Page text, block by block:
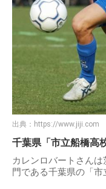
出典： https://www.jiji.com
千葉県「市立船橋高
カレンロバートさん
門である千葉県の「市